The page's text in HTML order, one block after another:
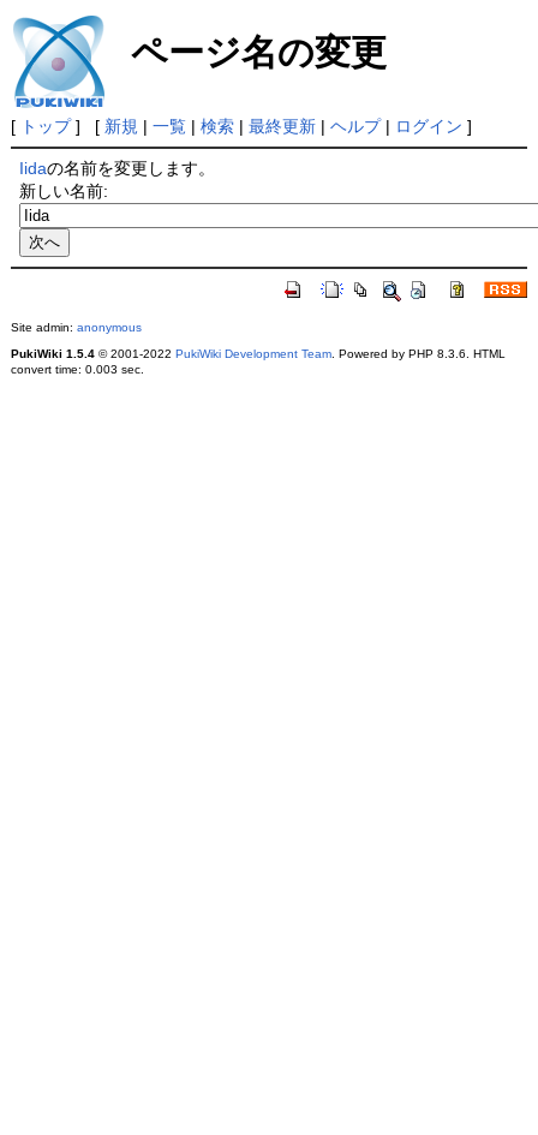
ページ名の変更
[ トップ] [ 新規 | 一覧| 検索| 最終更新| ヘルプ| ログイン ]
Iidaの名前を変更します。
新しい名前:
Site admin: anonymous
PukiWiki 1.5.4© 2001-2022 PukiWiki Development Team. Powered by PHP 8.3.6. HTML
convert time: 0.003 sec.